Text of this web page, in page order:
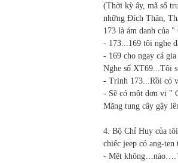
(Thời kỳ ấy, mã số
những Đích Thân,
173 là ám danh của
- 173...169 tôi nghe
- 169 cho ngay cả
Nghe số XT69...Tôi
- Trình 173...Rồi có
- Sẽ có một đơn vị "
Mãng tung cây gậy
4. Bộ Chỉ Huy của
chiếc jeep có ang-ten
- Mệt không…nào…."